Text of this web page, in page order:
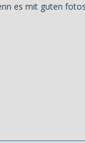
es mit guten